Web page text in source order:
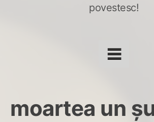
povestesc!
moartea un